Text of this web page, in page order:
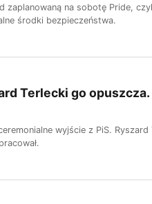
na sobotę Pride,
środki bezpieczeństwa.
Terlecki go
wyjście z PiS.